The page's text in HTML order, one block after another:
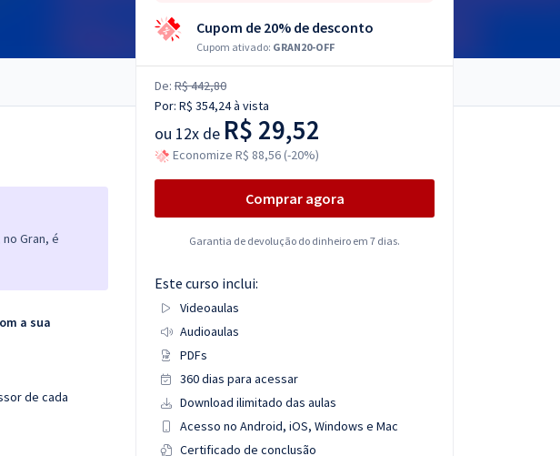
Gran, é
a sua
de cada
Cupom de 20% de desconto
Cupom ativado: GRAN20-OFF
De: R$ 442,80
Por: R$ 354,24à vista
ou 12x de R$ 29,52
Economize R$ 88,56 (-20%)
Comprar agora
Garantia de devolução do dinheiro em 7 dias.
Este curso inclui:
Videoaulas
Audioaulas
PDFs
360 dias para acessar
Download ilimitado das aulas
Acesso no Android, iOS, Windows e Mac
Certificado de conclusão